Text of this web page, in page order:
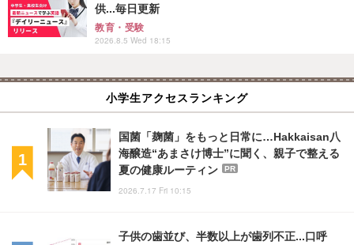
供...毎日更新
教育・受験
2026.8.5 Wed 18:15
小学生アクセスランキング
国菌「麹菌」をもっと日常に…Hakkaisan八
海醸造“あまさけ博士”に聞く、親子で整える
夏の健康ルーティン
PR
2026.7.17 Fri 10:15
子供の歯並び、半数以上が歯列不正...口呼